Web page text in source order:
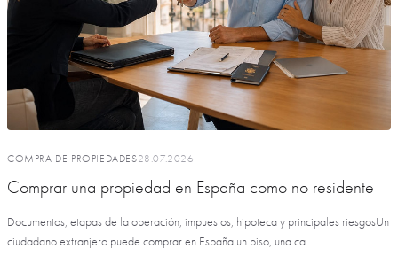
COMPRA DE PROPIEDADES28.07.2026
Comprar una propiedad en España como no residente
Documentos, etapas de la operación, impuestos, hipoteca y principales riesgosUn
ciudadano extranjero puede comprar en España un piso, una ca...